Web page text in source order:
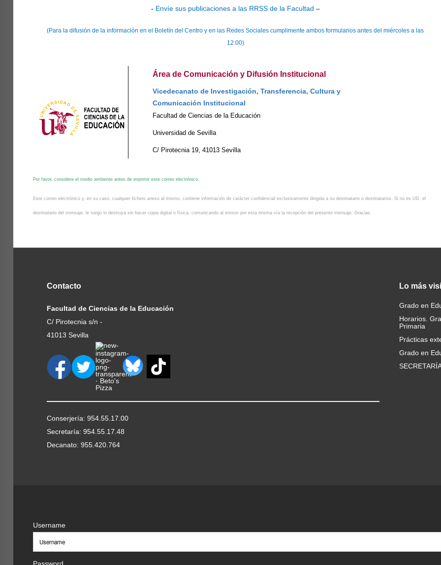
- Envíe sus publicaciones a las RRSS de la Facultad –
(Para la difusión de la información en el Boletín del Centro y en las Redes Sociales cumplimente ambos formularios antes del miércoles a las
12:00)
Área de Comunicación y Difusión Institucional
Vicedecanato de Investigación, Transferencia, Cultura y
Comunicación Institucional
Facultad de Ciencias de la Educación
Universidad de Sevilla
C/ Pirotecnia 19, 41013 Sevilla
Por favor, considere el medio ambiente antes de imprimir este correo electrónico.
Este correo electrónico y, en su caso, cualquier fichero anexo al mismo, contiene información de carácter confidencial exclusivamente dirigida a su destinatario o destinatarios. Si no es UD. el
destinatario del mensaje, le ruego lo destruya sin hacer copia digital o física, comunicando al emisor por esta misma vía la recepción del presente mensaje. Gracias.
Contacto
Facultad de Ciencias de la Educación
C/ Pirotecnia s/n -
41013 Sevilla
Conserjería: 954.55.17.00
Secretaría: 954.55.17.48
Decanato: 955.420.764
Lo más
Grado en
Horarios.
Primaria
Prácticas
Grado en
Username